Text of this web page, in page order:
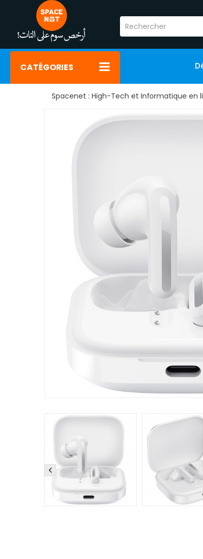
CATÉGORIES
Spacenet : High-Tech et Informatique en